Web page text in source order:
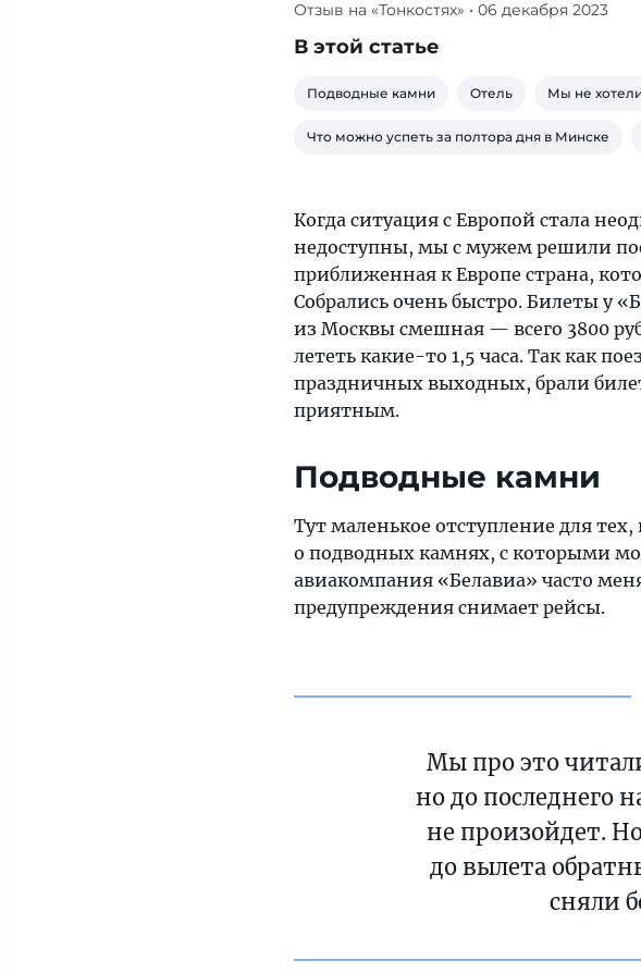
Когда
ситуация
Европой
неоднозначной,
рейсы
из
России
были
недоступны,
мы
с
мужем
поехать
Беларусь.
Пожалуй,
самая
приближенная
страна,
Отзыв на «Тонкостях» • 06 декабря 2023
В этой статье
Подводные камни Отель Мы не хотели
Что можно успеть за полтора дня в Минске
Когда ситуация с Европой стала
недоступны, мы с мужем решили
приближенная к Европе страна,
Собрались очень быстро. Билеты у
из Москвы смешная — всего 3800
лететь какие-то 1,5 часа. Так как
праздничных выходных, брали
приятным.
Подводные камни
Тут маленькое отступление для тех,
о подводных камнях, с которыми
авиакомпания «Белавиа» часто
предупреждения снимает рейсы.
Мы про это
но до последнего
не произойдет.
до вылета
сняли